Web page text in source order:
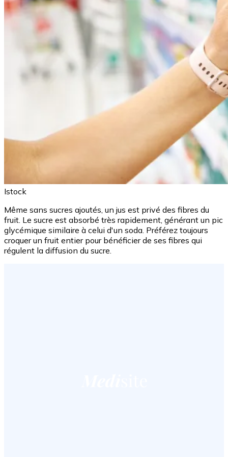
Istock
Même sans sucres ajoutés, un jus est privé des fibres du
fruit. Le sucre est absorbé très rapidement, générant un pic
glycémique similaire à celui d'un soda. Préférez toujours
croquer un fruit entier pour bénéficier de ses fibres qui
régulent la diffusion du sucre.